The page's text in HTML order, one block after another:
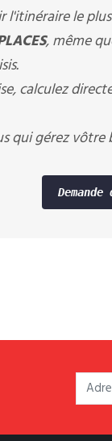
l'itinéraire le
, même
calculez
qui gérez vôtre